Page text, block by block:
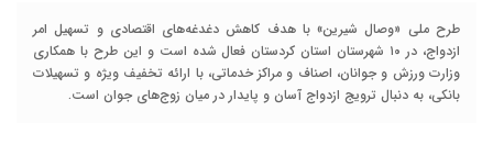
طرح ملی «وصال شیرین» با هدف کاهش دغدغه‌های اقتصادی و تسهیل امر
ازدواج، در ۱۰ شهرستان استان کردستان فعال شده است و این طرح با همکاری
وزارت ورزش و جوانان، اصناف و مراکز خدماتی، با ارائه تخفیف ویژه و تسهیلات
بانکی، به دنبال ترویج ازدواج آسان و پایدار در میان زوج‌های جوان است.